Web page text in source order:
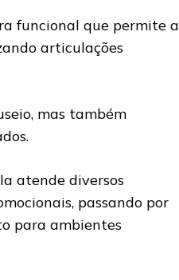
funcional que permite a
articulações
mas também
atende diversos
passando por
para ambientes